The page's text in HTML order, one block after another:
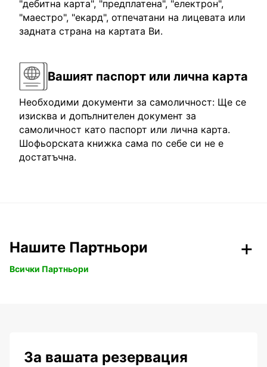
"дебитна карта", "предплатена", "електрон",
"маестро", "екард", отпечатани на лицевата или
задната страна на картата Ви.
Вашият паспорт или лична карта
Необходими документи за самоличност: Ще се
изисква и допълнителен документ за
самоличност като паспорт или лична карта.
Шофьорската книжка сама по себе си не е
достатъчна.
Нашите Партньори
Всички Партньори
За вашата резервация